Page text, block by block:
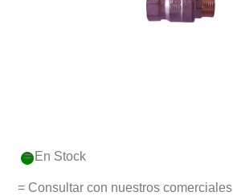
= En Stock
= Consultar con nuestros comerciales